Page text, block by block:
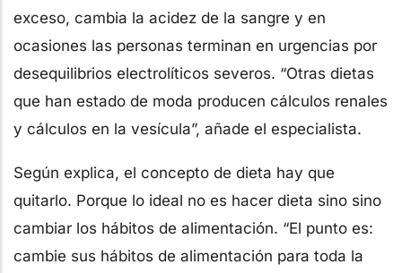
exceso, cambia la acidez de la sangre y en
ocasiones las personas terminan en urgencias por
desequilibrios electrolíticos severos. “Otras dietas
que han estado de moda producen cálculos renales
y cálculos en la vesícula”, añade el especialista.
Según explica, el concepto de dieta hay que
quitarlo. Porque lo ideal no es hacer dieta sino sino
cambiar los hábitos de alimentación. “El punto es:
cambie sus hábitos de alimentación para toda la